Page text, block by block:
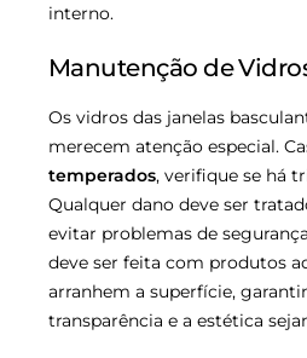
interno.
Manutenção de
Os vidros das janelas
merecem atenção especial.
temperados, verifique se há
Qualquer dano deve ser
evitar problemas de
deve ser feita com produtos
arranhem a superfície,
transparência e a estética